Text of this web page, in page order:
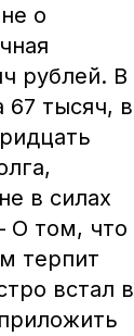
о
рублей. В
67 тысяч, в
в силах
О том, что
терпит
встал в